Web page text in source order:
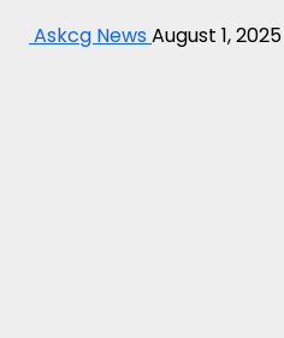
Askcg NewsAugust 1, 2025